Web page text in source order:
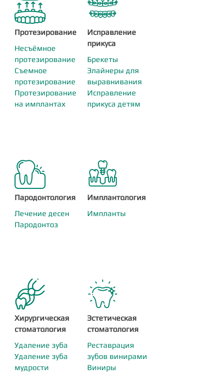
Протезирование
Несъёмное
протезирование
Съемное
протезирование
Протезирование
на имплантах
Исправление
прикуса
Брекеты
Элайнеры для
выравнивания
Исправление
прикуса детям
Пародонтология
Лечение десен
Пародонтоз
Имплантология
Импланты
Хирургическая
стоматология
Удаление зуба
Удаление зуба
мудрости
Эстетическая
стоматология
Реставрация
зубов винирами
Виниры